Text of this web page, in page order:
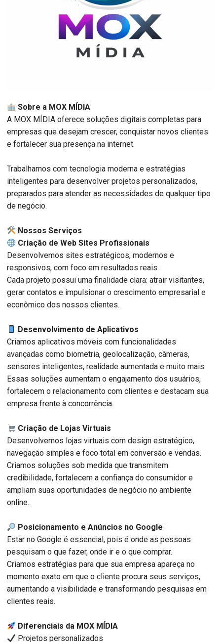
Sobre a MOX MÍDIA
A MOX MÍDIA oferece soluções digitais completas para
empresas que desejam crescer, conquistar novos clientes
e fortalecer sua presença na internet.
Trabalhamos com tecnologia moderna e estratégias
inteligentes para desenvolver projetos personalizados,
preparados para atender as necessidades de qualquer tipo
de negócio.
️ Nossos Serviços
Criação de Web Sites Profissionais
Desenvolvemos sites estratégicos, modernos e
responsivos, com foco em resultados reais.
Cada projeto possui uma finalidade clara: atrair visitantes,
gerar contatos e impulsionar o crescimento empresarial e
econômico dos nossos clientes.
Desenvolvimento de Aplicativos
Criamos aplicativos móveis com funcionalidades
avançadas como biometria, geolocalização, câmeras,
sensores inteligentes, realidade aumentada e muito mais.
Essas soluções aumentam o engajamento dos usuários,
fortalecem o relacionamento com clientes e destacam sua
empresa frente à concorrência.
Criação de Lojas Virtuais
Desenvolvemos lojas virtuais com design estratégico,
navegação simples e foco total em conversão e vendas.
Criamos soluções sob medida que transmitem
credibilidade, fortalecem a confiança do consumidor e
ampliam suas oportunidades de negócio no ambiente
online.
Posicionamento e Anúncios no Google
Estar no Google é essencial, pois é onde as pessoas
pesquisam o que fazer, onde ir e o que comprar.
Criamos estratégias para que sua empresa apareça no
momento exato em que o cliente procura seus serviços,
aumentando a visibilidade e transformando pesquisas em
clientes reais.
Diferenciais da MOX MÍDIA
Projetos personalizados